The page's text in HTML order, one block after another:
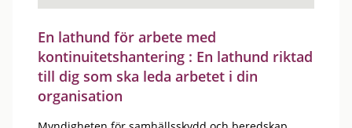
En lathund för arbete med
kontinuitetshantering : En lathund riktad
till dig som ska leda arbetet i din
organisation